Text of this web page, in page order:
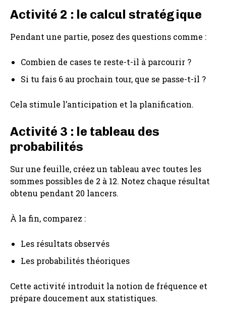
Activité 2 : le calcul stratégique
Pendant une partie, posez des questions comme :
Combien de cases te reste-t-il à parcourir ?
Si tu fais 6 au prochain tour, que se passe-t-il ?
Cela stimule l’anticipation et la planification.
Activité 3 : le tableau des
probabilités
Sur une feuille, créez un tableau avec toutes les
sommes possibles de 2 à 12. Notez chaque résultat
obtenu pendant 20 lancers.
À la fin, comparez :
Les résultats observés
Les probabilités théoriques
Cette activité introduit la notion de fréquence et
prépare doucement aux statistiques.